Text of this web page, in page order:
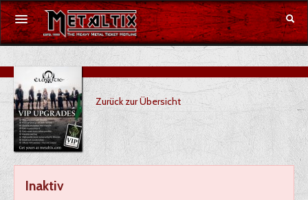
Konzerte
Festivals
Gutschein
Merchandise
Zurück zur Übersicht
Inaktiv